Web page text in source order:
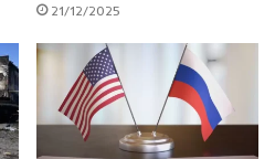
21/12/2025